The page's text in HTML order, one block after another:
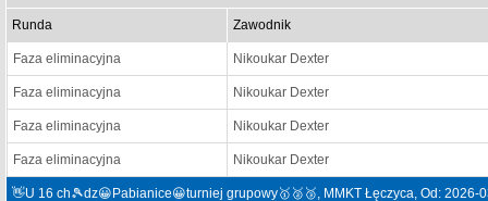
Runda Zawodnik
Faza eliminacyjna Nikoukar Dexter
Faza eliminacyjna Nikoukar Dexter
Faza eliminacyjna Nikoukar Dexter
Faza eliminacyjna Nikoukar Dexter
👋U 16 ch🎾dz😀Pabianice😀turniej grupowy🥇🥈🥉, MMKT Łęczyca, Od: 2026-